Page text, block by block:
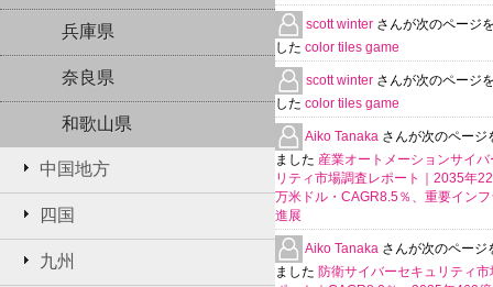
兵庫県
奈良県
和歌山県
中国地方
四国
九州
scott winter さんが次のページ
した color tiles game
scott winter さんが次のページ
した color tiles game
Aiko Tanaka さんが次のページ
ました 産業オートメーションサイ
リティ市場調査レポート｜2035年
万米ドル・CAGR8.5％、重要イン
進展
Aiko Tanaka さんが次のページ
ました 防衛サイバーセキュリティ